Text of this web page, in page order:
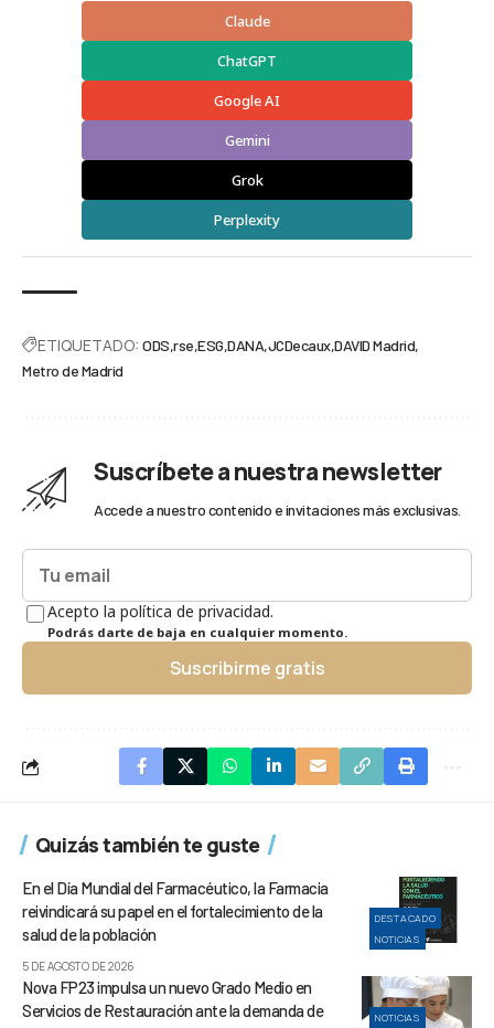
Claude
ChatGPT
Google AI
Gemini
Grok
Perplexity
ETIQUETADO: ODS rse ESG DANA JCDecaux DAVID Madrid
Metro de Madrid
Suscríbete a nuestra newsletter
Accede a nuestro contenido e invitaciones más exclusivas.
Acepto la política de privacidad.
Podrás darte de baja en cualquier momento.
Suscribirme gratis
Quizás también te guste
DESTACADO
NOTICIAS
En el Día Mundial del Farmacéutico, la Farmacia
reivindicará su papel en el fortalecimiento de la
salud de la población
5 DE AGOSTO DE 2026
NOTICIAS
Nova FP23 impulsa un nuevo Grado Medio en
Servicios de Restauración ante la demanda de